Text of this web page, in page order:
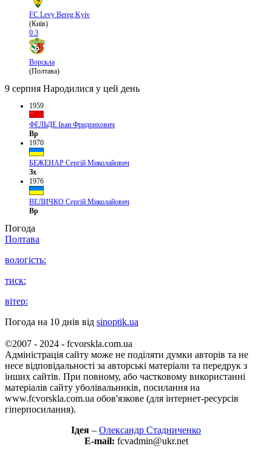
FC Levy Bereg Kyiv
(Київ)
0:3
Ворскла
(Полтава)
9 серпня Народилися у цей день
1959
ФЕЛЬДЕ Іван Фридрихович
Вр
1970
БЕЖЕНАР Сергій Миколайович
Зх
1976
ВЕЛИЧКО Сергій Миколайович
Вр
Погода
Полтава
вологість:
тиск:
вітер:
Погода на 10 днів від sinoptik.ua
©2007 - 2024 - fcvorskla.com.ua
Адміністрація сайту може не поділяти думки авторів та не
несе відповідальності за авторські матеріали та передрук з
інших сайтів. При повному, або частковому використанні
матеріалів сайту уболівальників, посилання на
www.fcvorskla.com.ua обов'язкове (для інтернет-ресурсів
гіперпосилання).
Ідея – Олександр Стадниченко
E-mail: fcvadmin@ukr.net